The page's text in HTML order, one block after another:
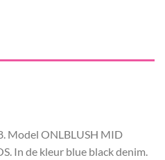
Model ONLBLUSH MID
In de kleur blue black denim.